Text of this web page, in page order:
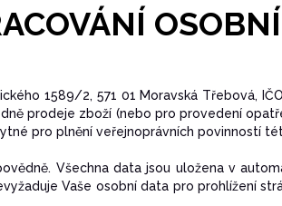
1589/2, 571 01 Moravská Třebová,
prodeje zboží (nebo pro provedení
pro plnění veřejnoprávních povinností
Všechna data jsou uložena v
Vaše osobní data pro prohlížení